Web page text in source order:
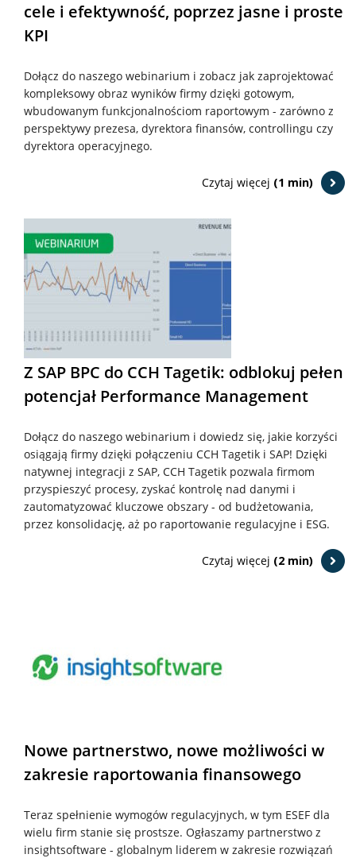
cele i efektywność, poprzez jasne i proste
KPI
Dołącz do naszego webinarium i zobacz jak zaprojektować
kompleksowy obraz wyników firmy dzięki gotowym,
wbudowanym funkcjonalnościom raportowym - zarówno z
perspektywy prezesa, dyrektora finansów, controllingu czy
dyrektora operacyjnego.
Czytaj więcej (1 min)
Z SAP BPC do CCH Tagetik: odblokuj pełen
potencjał Performance Management
Dołącz do naszego webinarium i dowiedz się, jakie korzyści
osiągają firmy dzięki połączeniu CCH Tagetik i SAP! Dzięki
natywnej integracji z SAP, CCH Tagetik pozwala firmom
przyspieszyć procesy, zyskać kontrolę nad danymi i
zautomatyzować kluczowe obszary - od budżetowania,
przez konsolidację, aż po raportowanie regulacyjne i ESG.
Czytaj więcej (2 min)
Nowe partnerstwo, nowe możliwości w
zakresie raportowania finansowego
Teraz spełnienie wymogów regulacyjnych, w tym ESEF dla
wielu firm stanie się prostsze. Ogłaszamy partnerstwo z
insightsoftware - globalnym liderem w zakresie rozwiązań